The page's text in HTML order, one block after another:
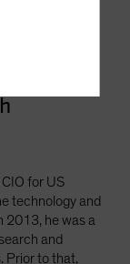
for US
technology and
2013, he was a
and
Prior to that,